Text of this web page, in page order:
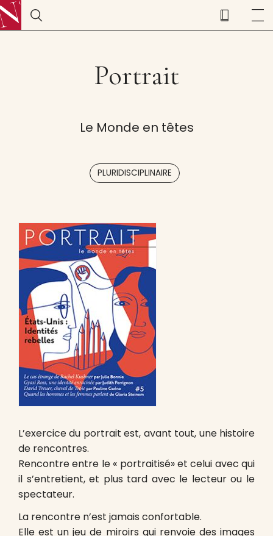
Portrait
Le Monde en têtes
PLURIDISCIPLINAIRE
L’exercice du portrait est, avant tout, une histoire
de rencontres.
Rencontre entre le « portraitisé» et celui avec qui
il s’entretient, et plus tard avec le lecteur ou le
spectateur.
La rencontre n’est jamais confortable.
Elle est un jeu de miroirs qui renvoie des images